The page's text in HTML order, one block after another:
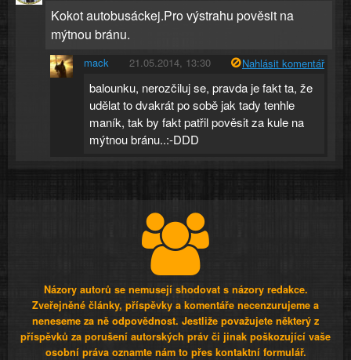
Kokot autobusáckej.Pro výstrahu pověsit na
mýtnou bránu.
mack 21.05.2014, 13:30 Nahlásit komentář
balounku, nerozčiluj se, pravda je fakt ta, že
udělat to dvakrát po sobě jak tady tenhle
maník, tak by fakt patřil pověsit za kule na
mýtnou bránu..:-DDD
Názory autorů se nemusejí shodovat s názory redakce.
Zveřejněné články, příspěvky a komentáře necenzurujeme a
neneseme za ně odpovědnost. Jestliže považujete některý z
příspěvků za porušení autorských práv či jinak poškozující vaše
osobní práva oznamte nám to přes kontaktní formulář.